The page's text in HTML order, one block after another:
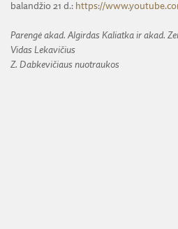
balandžio 21 d.: https://
Parengė akad. Algirdas Kaliatka ir akad.
Vidas Lekavičius
Z. Dabkevičiaus nuotraukos